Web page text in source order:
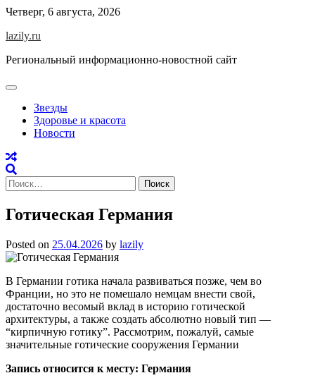
Skip
content
Четверг, 6 августа, 2026
lazily.ru
Региональный информационно-новостной сайт
Звезды
Здоровье и красота
Новости
Найти:
Готическая Германия
Posted on 25.04.2026 by lazily
В Германии готика начала развиваться позже, чем во
Франции, но это не помешало немцам внести свой,
достаточно весомый вклад в историю готической
архитектуры, а также создать абсолютно новый тип —
“кирпичную готику”. Рассмотрим, пожалуй, самые
значительные готические сооружения Германии
Запись относится к месту: Германия